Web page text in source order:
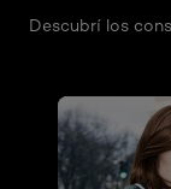
Descubrí los